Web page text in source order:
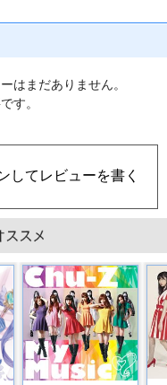
はまだありません。
す。